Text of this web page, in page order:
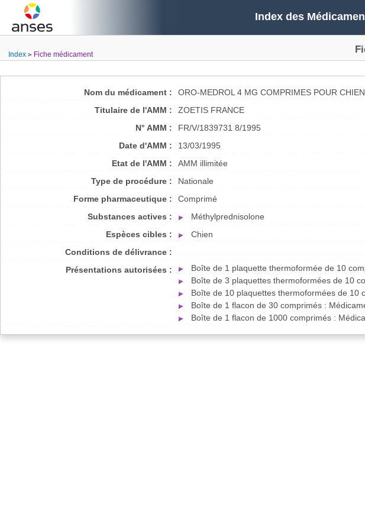
Index des
Index Fiche médicament
Nom du médicament :
ORO-MEDROL 4 MG COMPRIMES POUR
Titulaire de l'AMM :
ZOETIS FRANCE
N° AMM :
FR/V/1839731 8/1995
Date d'AMM :
13/03/1995
Etat de l'AMM :
AMM illimitée
Type de procédure :
Nationale
Forme pharmaceutique :
Comprimé
Substances actives :
Méthylprednisolone
Espèces cibles :
Chien
Conditions de délivrance :
Présentations autorisées :
Boîte de 1 plaquette thermoformée de 10
Boîte de 3 plaquettes thermoformées de 10
Boîte de 10 plaquettes thermoformées de 10
Boîte de 1 flacon de 30 comprimés :
Boîte de 1 flacon de 1000 comprimés :